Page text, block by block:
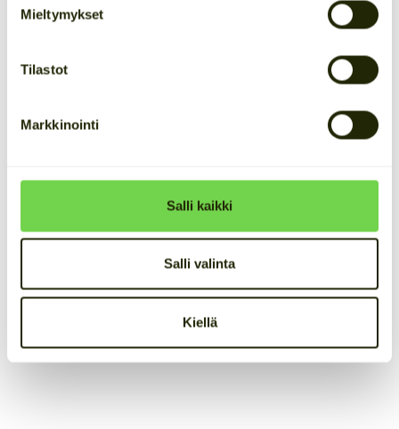
Mieltymykset
Tilastot
Markkinointi
Salli kaikki
Salli valinta
Kiellä
mahdollistaa teollisen mittakaavan ja standardien
mukaisen tuotannon ja toimintaprosessit. Hanke
Uuden tuotteen kehityshanke
Cactos kehitti Euroopan unionin osarahoittamana
uutta tuotetta. Hankkeen tavoitteena oli mahdollistaa
Hankkeen tuloksena syntyi innovatiivinen ratkaisu,